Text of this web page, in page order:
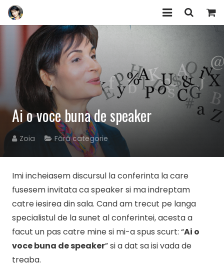
EVENIMENTE/WORKSHOPURI
ARTICOLE
HUMAN DESIGN
ZOIA
COMUNITATEA „Am Încredere”
CONTACT
Ai o voce buna de speaker
Zoia Fără categorie
Imi incheiasem discursul la conferinta la care
fusesem invitata ca speaker si ma indreptam
catre iesirea din sala. Cand am trecut pe langa
specialistul de la sunet al conferintei, acesta a
facut un pas catre mine si mi-a spus scurt: “Ai o
voce buna de speaker” si a dat sa isi vada de
treaba.